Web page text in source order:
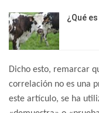
¿Qué
Dicho esto, remarcar
correlación no es una
este artículo, se ha